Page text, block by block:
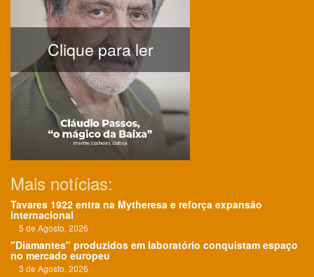
Clique para ler
Mais notícias:
Tavares 1922 entra na Mytheresa e reforça expansão
internacional
5 de Agosto, 2026
"Diamantes" produzidos em laboratório conquistam espaço
no mercado europeu
3 de Agosto, 2026